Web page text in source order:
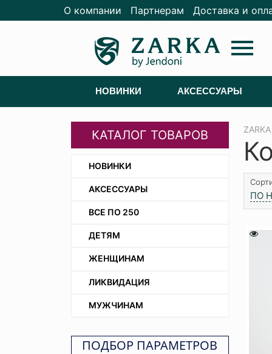
О компании Партнерам Доставка и
menu
НОВИНКИ АКСЕССУАРЫ
КАТАЛОГ ТОВАРОВ
НОВИНКИ
АКСЕССУАРЫ
ВСЕ ПО 250
ДЕТЯМ
ЖЕНЩИНАМ
ЛИКВИДАЦИЯ
МУЖЧИНАМ
ПОДБОР ПАРАМЕТРОВ
ZARKA
ПО